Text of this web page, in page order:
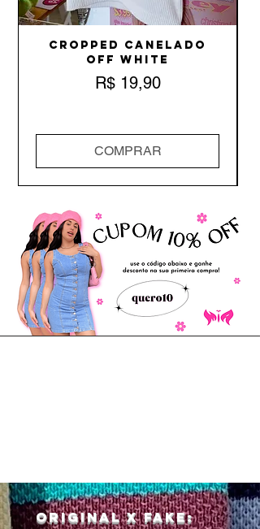
Cropped Canelado
Off White
Preço
R$ 19,90
COMPRAR
Original x Fake: